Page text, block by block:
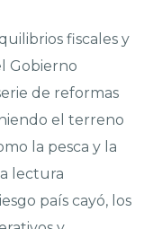
fiscales y
Gobierno
de reformas
el terreno
la pesca y la
lectura
país cayó, los